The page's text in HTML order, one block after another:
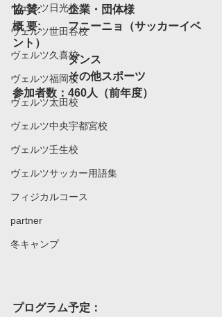
ヴェルツ日光校
ヴェルツ世田谷校
ヴェルツ久喜校
ヴェルツ福岡校
ヴェルツ太田校
ヴェルツ中央宇都宮校
ヴェルツ壬生校
ヴェルツサッカー用語集
フィジカルコース
partner
冬キャンプ
協 賛:	企業・団体様
概 要:	フニーニョ（サッカーイベ
ント）
		ダンス
		その他スポーツ
プログラム予定：